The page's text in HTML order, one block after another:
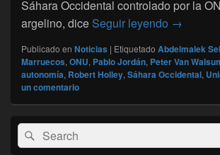
Sáhara Occidental controlado por la
argelino, dice Seguir leyendo Sáhara
→
Publicado en Noticias | Etiquetado Abdelmalek
Marruecos,ONU, Pablo Jordán, Peter Van
autonomía, Robert Holley,Sáhara Occidental,
un comentario
El
área
de
Buscar
por:
Buscar